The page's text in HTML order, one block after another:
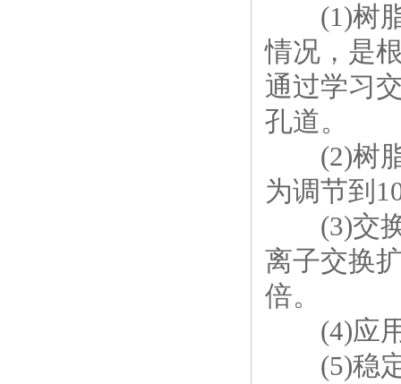
(1)树脂
情况，是
通过学习
孔道。
(2)树脂
为调节到
(3)交换
离子交换
倍。
(4)应用
(5)稳定